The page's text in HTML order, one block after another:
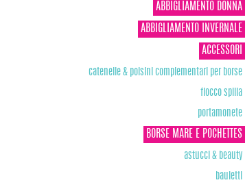
ABBIGLIAMENTO DONNA
ABBIGLIAMENTO INVERNALE
ACCESSORI
catenelle & polsini complementari per borse
fiocco spilla
portamonete
BORSE MARE E POCHETTES
astucci & beauty
bauletti